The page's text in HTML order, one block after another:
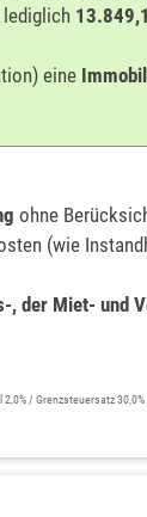
eine
ohne
(wie
der Miet-
/ Grenzsteuersatz